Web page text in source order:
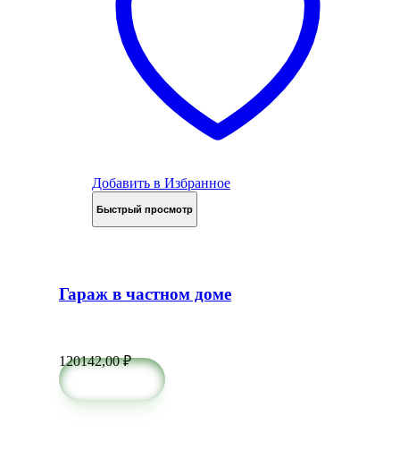
Добавить в Избранное
Быстрый просмотр
Гараж в частном доме
120142,00₽